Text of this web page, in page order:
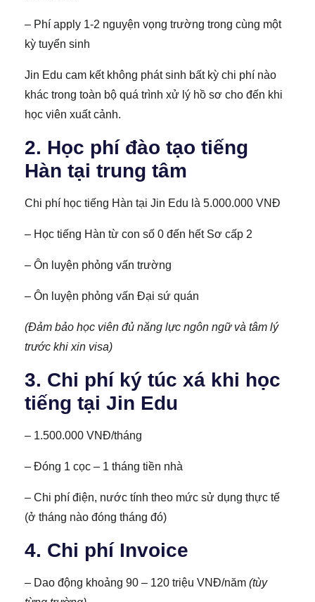
– Phí apply 1-2 nguyện vọng trường trong cùng một
kỳ tuyển sinh
Jin Edu cam kết không phát sinh bất kỳ chi phí nào
khác trong toàn bộ quá trình xử lý hồ sơ cho đến khi
học viên xuất cảnh.
2. Học phí đào tạo tiếng
Hàn tại trung tâm
Chi phí học tiếng Hàn tại Jin Edu là 5.000.000 VNĐ
– Học tiếng Hàn từ con số 0 đến hết Sơ cấp 2
– Ôn luyện phỏng vấn trường
– Ôn luyện phỏng vấn Đại sứ quán
(Đảm bảo học viên đủ năng lực ngôn ngữ và tâm lý
trước khi xin visa)
3. Chi phí ký túc xá khi học
tiếng tại Jin Edu
– 1.500.000 VNĐ/tháng
– Đóng 1 cọc – 1 tháng tiền nhà
– Chi phí điện, nước tính theo mức sử dụng thực tế
(ở tháng nào đóng tháng đó)
4. Chi phí Invoice
– Dao động khoảng 90 – 120 triệu VNĐ/năm (tùy